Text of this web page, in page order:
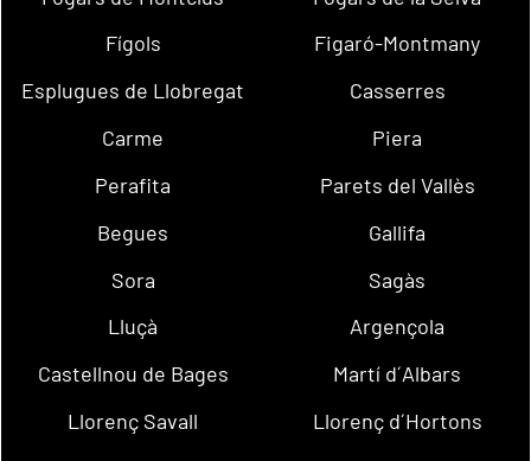
Fígols
Figaró-Montmany
Esplugues de Llobregat
Casserres
Carme
Piera
Perafita
Parets del Vallès
Begues
Gallifa
Sora
Sagàs
Lluçà
Argençola
Castellnou de Bages
Martí d´Albars
Llorenç Savall
Llorenç d´Hortons